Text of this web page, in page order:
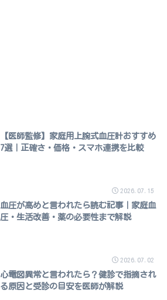
【医師監修】家庭用上腕式血圧計おすすめ
7選｜正確さ・価格・スマホ連携を比較
2026.07.15
血圧が高めと言われたら読む記事｜家庭血
圧・生活改善・薬の必要性まで解説
2026.07.02
心電図異常と言われたら？健診で指摘され
る原因と受診の目安を医師が解説